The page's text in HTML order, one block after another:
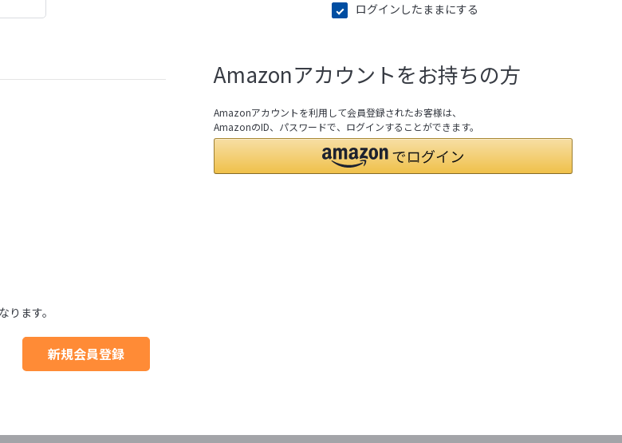
ログインしたままにする
Amazonアカウントをお持ちの方
Amazonアカウントを利用して会員登録されたお客様は、
AmazonのID、パスワードで、ログインすることができます。
ます。